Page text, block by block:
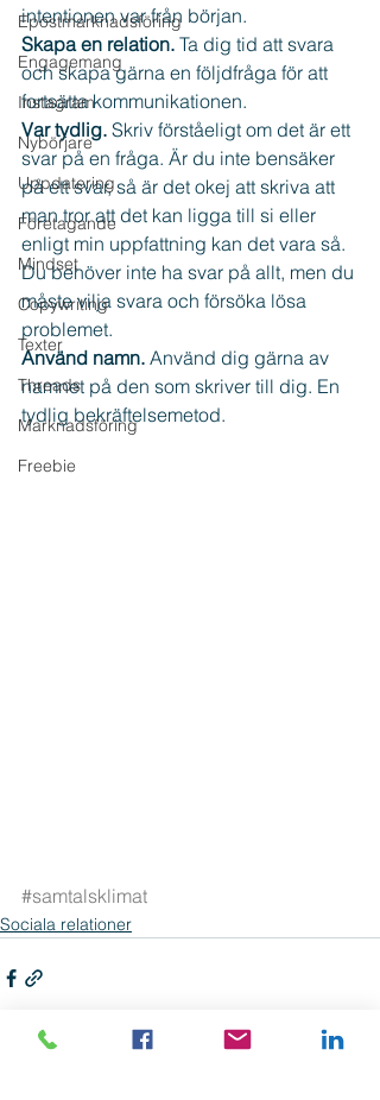
Epostmarknadsföring
Engagemang
Instagram
Nybörjare
Uppdatering
Företagande
Mindset
Copywriting
Texter
Threads
Marknadsföring
Freebie
intentionen var från början.
Skapa en relation. Ta dig tid att svara
och skapa gärna en följdfråga för att
fortsätta kommunikationen.
Var tydlig. Skriv förståeligt om det är ett
svar på en fråga. Är du inte bensäker
på ett svar, så är det okej att skriva att
man tror att det kan ligga till si eller
enligt min uppfattning kan det vara så.
Du behöver inte ha svar på allt, men du
måste vilja svara och försöka lösa
problemet.
Använd namn. Använd dig gärna av
namnet på den som skriver till dig. En
tydlig bekräftelsemetod.
#samtalsklimat
Sociala relationer